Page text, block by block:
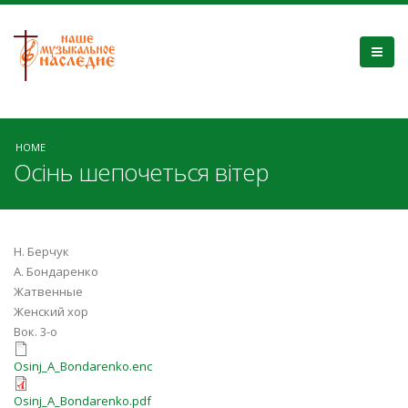
HOME
Осінь шепочеться вітер
Н. Берчук
А. Бондаренко
Жатвенные
Женский хор
Вок. 3-о
Osіnj_A_Bondarenko.enc
Osіnj_A_Bondarenko.enc
Osіnj_A_Bondarenko.pdf
Osіnj_A_Bondarenko.pdf